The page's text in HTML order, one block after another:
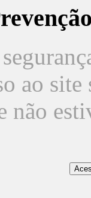
ao
não